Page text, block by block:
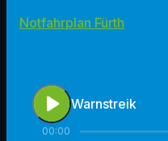
Notfahrplan Fürth
play_arrow Warnstreik
00:00